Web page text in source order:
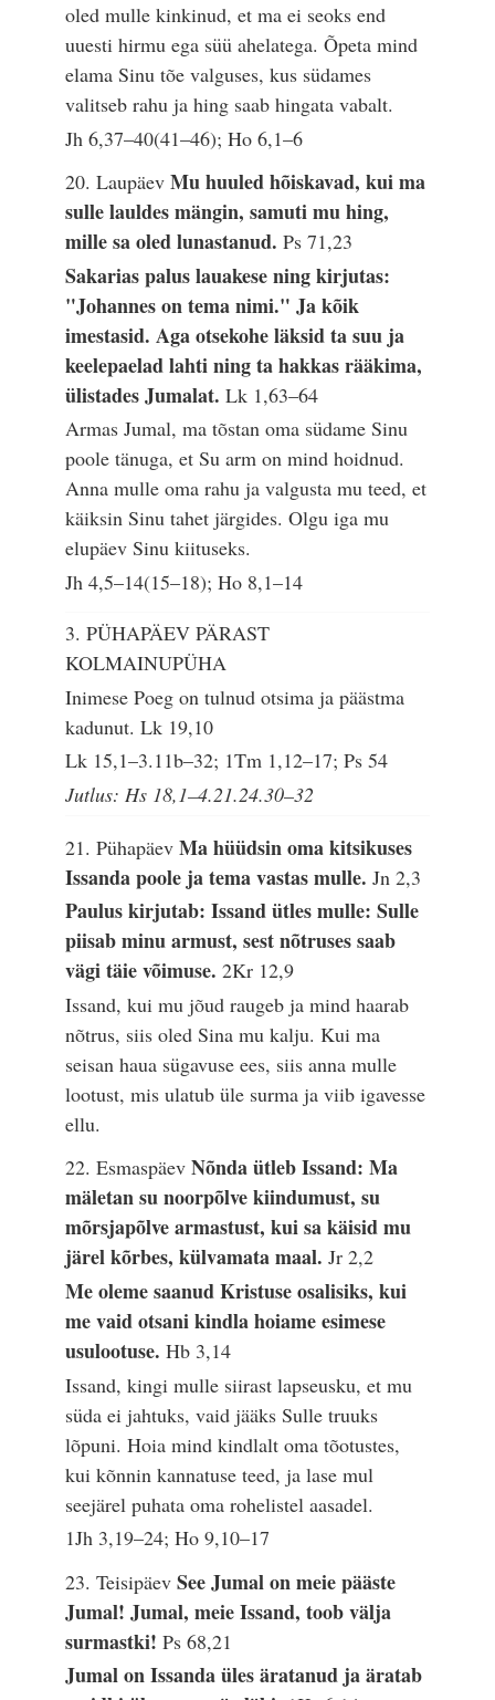
oled mulle kinkinud, et ma ei seoks end
uuesti hirmu ega süü ahelatega. Õpeta mind
elama Sinu tõe valguses, kus südames
valitseb rahu ja hing saab hingata vabalt.
Jh 6,37–40(41–46); Ho 6,1–6
20. LaupäevMu huuled hõiskavad, kui ma
sulle lauldes mängin, samuti mu hing,
mille sa oled lunastanud.Ps 71,23
Sakarias palus lauakese ning kirjutas:
"Johannes on tema nimi." Ja kõik
imestasid. Aga otsekohe läksid ta suu ja
keelepaelad lahti ning ta hakkas rääkima,
ülistades Jumalat.Lk 1,63–64
Armas Jumal, ma tõstan oma südame Sinu
poole tänuga, et Su arm on mind hoidnud.
Anna mulle oma rahu ja valgusta mu teed, et
käiksin Sinu tahet järgides. Olgu iga mu
elupäev Sinu kiituseks.
Jh 4,5–14(15–18); Ho 8,1–14
3. PÜHAPÄEV PÄRAST
KOLMAINUPÜHA
Inimese Poeg on tulnud otsima ja päästma
kadunut.Lk 19,10
Lk 15,1–3.11b–32; 1Tm 1,12–17; Ps 54
Jutlus: Hs 18,1–4.21.24.30–32
21. PühapäevMa hüüdsin oma kitsikuses
Issanda poole ja tema vastas mulle.Jn 2,3
Paulus kirjutab: Issand ütles mulle: Sulle
piisab minu armust, sest nõtruses saab
vägi täie võimuse.2Kr 12,9
Issand, kui mu jõud raugeb ja mind haarab
nõtrus, siis oled Sina mu kalju. Kui ma
seisan haua sügavuse ees, siis anna mulle
lootust, mis ulatub üle surma ja viib igavesse
ellu.
22. EsmaspäevNõnda ütleb Issand: Ma
mäletan su noorpõlve kiindumust, su
mõrsjapõlve armastust, kui sa käisid mu
järel kõrbes, külvamata maal.Jr 2,2
Me oleme saanud Kristuse osalisiks, kui
me vaid otsani kindla hoiame esimese
usulootuse.Hb 3,14
Issand, kingi mulle siirast lapseusku, et mu
süda ei jahtuks, vaid jääks Sulle truuks
lõpuni. Hoia mind kindlalt oma tõotustes,
kui kõnnin kannatuse teed, ja lase mul
seejärel puhata oma rohelistel aasadel.
1Jh 3,19–24; Ho 9,10–17
23. TeisipäevSee Jumal on meie pääste
Jumal! Jumal, meie Issand, toob välja
surmastki!Ps 68,21
Jumal on Issanda üles äratanud ja äratab